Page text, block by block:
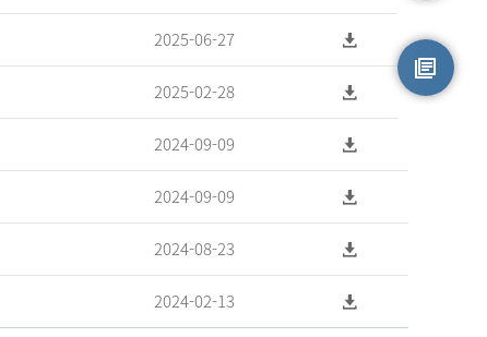
2025-06-27
2025-02-28
2024-09-09
2024-09-09
2024-08-23
2024-02-13